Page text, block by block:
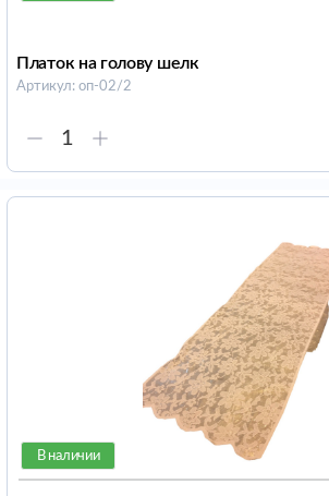
Платок на голову шелк
Артикул: оп-02/2
В наличии